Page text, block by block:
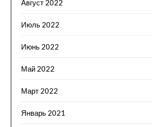
Август 2022
Июль 2022
Июнь 2022
Май 2022
Март 2022
Январь 2021